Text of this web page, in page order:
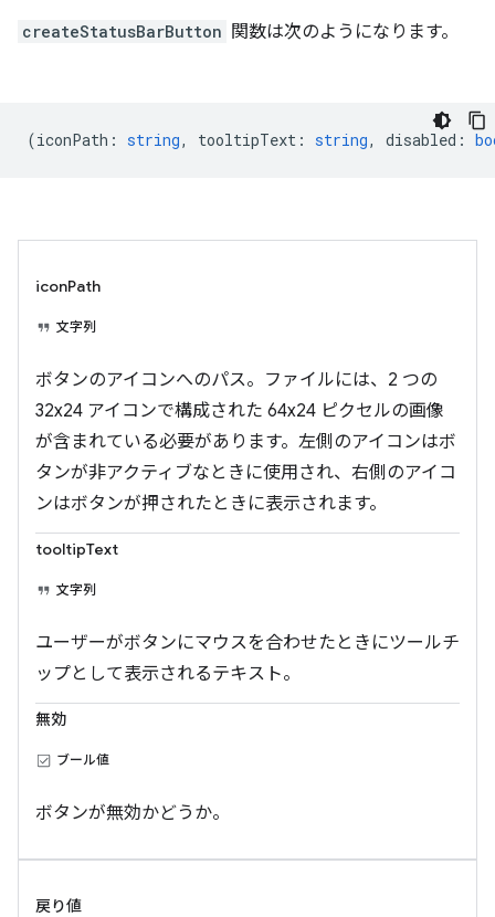
createStatusBarButton 関数は次のようになります。
(iconPath : string, tooltipText : string, disabled :
iconPath
文字列
ボタンのアイコンへのパス。ファイルには、2 つの
32x24 アイコンで構成された 64x24 ピクセルの画像
が含まれている必要があります。左側のアイコンはボ
タンが非アクティブなときに使用され、右側のアイコ
ンはボタンが押されたときに表示されます。
tooltipText
文字列
ユーザーがボタンにマウスを合わせたときにツールチ
ップとして表示されるテキスト。
無効
ブール値
ボタンが無効かどうか。
戻り値